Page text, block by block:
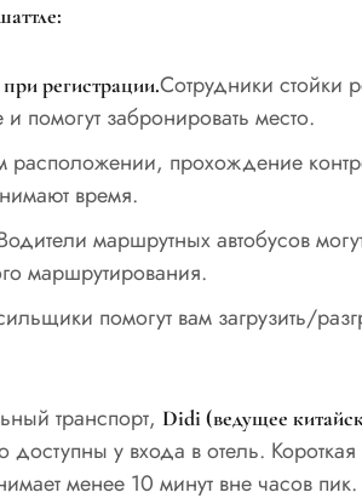
регистрации.Сотрудники стойки
помогут забронировать место.
прохождение
время.
маршрутных автобусов
маршрутирования.
помогут вам загрузить/
транспорт, Didi (ведущее
доступны у входа в отель.
менее 10 минут вне часов пик.